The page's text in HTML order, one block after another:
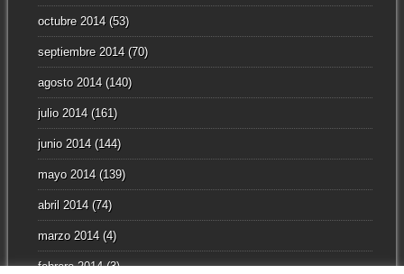
octubre 2014(53)
septiembre 2014(70)
agosto 2014(140)
julio 2014(161)
junio 2014(144)
mayo 2014(139)
abril 2014(74)
marzo 2014(4)
febrero 2014(3)